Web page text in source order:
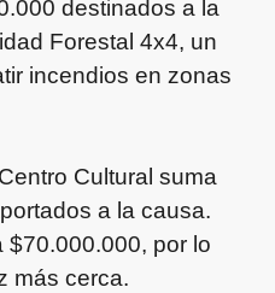
destinados a la
Forestal 4x4, un
incendios en zonas
Cultural suma
a la causa.
$70.000.000, por lo
más cerca.